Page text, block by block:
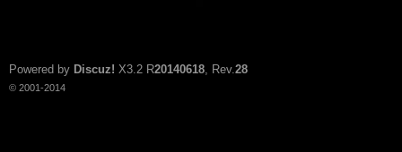
Powered by Discuz! X3.2 R20140618, Rev.28
© 2001-2014